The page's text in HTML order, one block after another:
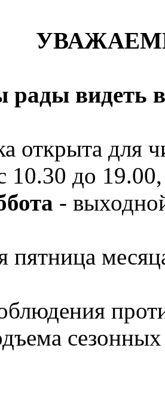
видеть
открыта для
10.30 до
-
пятница